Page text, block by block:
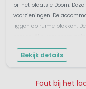
bij het plaatsje Doorn.
voorzieningen. De
liggen op ruime plekken.
Bekijk details
Fout bij het